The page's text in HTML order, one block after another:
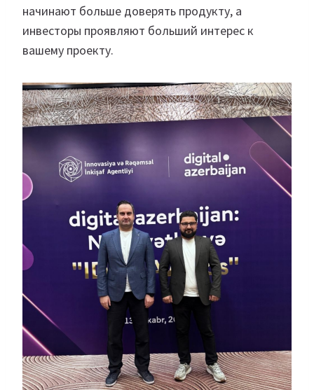
начинают больше доверять продукту, а
инвесторы проявляют больший интерес к
вашему проекту.